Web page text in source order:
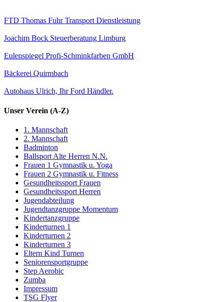
FTD Thomas Fuhr Transport Dienstleistung
Joachim Bock Steuerberatung Limburg
Eulenspiegel Profi-Schminkfarben GmbH
Bäckerei Quirmbach
Autohaus Ulrich, Ihr Ford Händler.
Unser Verein (A-Z)
1. Mannschaft
2. Mannschaft
Badminton
Ballsport Alte Herren N.N.
Frauen 1 Gymnastik u. Yoga
Frauen 2 Gymnastik u. Fitness
Gesundheitssport Frauen
Gesundheitssport Herren
Jugendabteilung
Jugendtanzgruppe Momentum
Kindertanzgruppe
Kinderturnen 1
Kinderturnen 2
Kinderturnen 3
Eltern Kind Turnen
Seniorensportgruppe
Step Aerobic
Zumba
Impressum
TSG Flyer